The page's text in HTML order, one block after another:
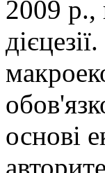
2009 р.,
основі